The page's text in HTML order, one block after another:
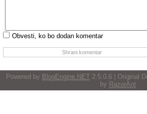
Obvesti, ko bo dodan komentar
Powered by BlogEngine.NET 2.5.0.6 | Original
by RazorAnt